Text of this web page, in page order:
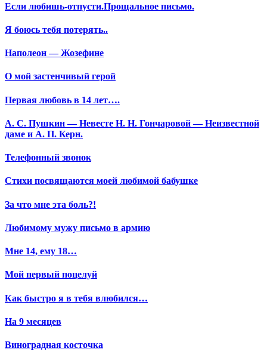
Если любишь-отпусти.Прощальное письмо.
Я боюсь тебя потерять..
Наполеон — Жозефине
О мой застенчивый герой
Первая любовь в 14 лет….
А. С. Пушкин — Невесте Н. Н. Гончаровой — Неизвестной
даме и А. П. Керн.
Телефонный звонок
Стихи посвящаются моей любимой бабушке
За что мне эта боль?!
Любимому мужу письмо в армию
Мне 14, ему 18…
Мой первый поцелуй
Как быстро я в тебя влюбился…
На 9 месяцев
Виноградная косточка